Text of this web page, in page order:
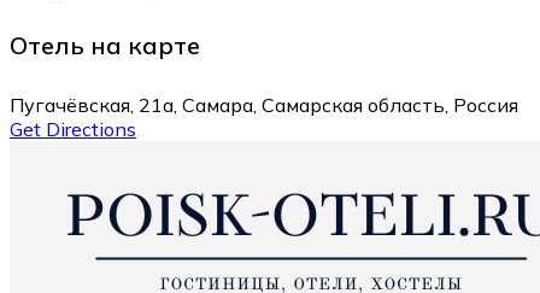
Отель на карте
Пугачёвская, 21а, Самара, Самарская область, Россия
Get Directions